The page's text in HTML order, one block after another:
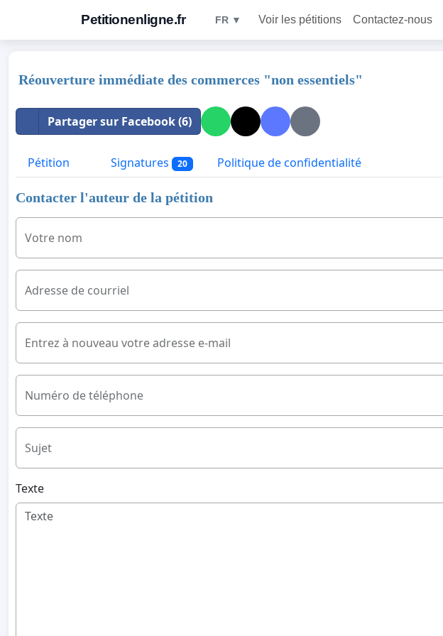
Petitionenligne.fr FR ▼ Voir les pétitions Contactez-nous
Réouverture immédiate des commerces "non essentiels"
Partager sur Facebook (6)
Pétition Signatures 20 Politique de confidentialité
Contacter l'auteur de la pétition
Votre nom
Adresse de courriel
Entrez à nouveau votre adresse e-mail
Numéro de téléphone
Sujet
Texte